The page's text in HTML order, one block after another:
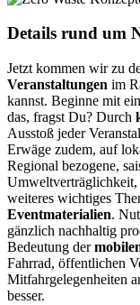
Details rund um
Jetzt kommen wir zu
Veranstaltungen im
kannst. Beginne mit
das, fragst Du? Durch
Ausstoß jeder
Erwäge zudem, auf
Regional bezogene,
Umweltverträglichkeit,
weiteres wichtiges
Eventmaterialien.
gänzlich nachhaltig
Bedeutung der
Fahrrad, öffentlichen
Mitfahrgelegenheiten
besser.